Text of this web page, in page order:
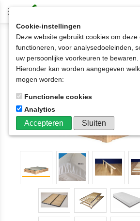
2-persoonsbed op matrasmaat
2-persoonsbed HARRIE 2 latten
120x190t/m200x220cm
Cookie-instellingen
Deze website gebruikt cookies om deze
functioneren, voor analysedoeleinden,
uw persoonlijke voorkeuren te bewaren.
Hieronder kan worden aangegeven
mogen worden:
Functionele cookies
Analytics
Accepteren Sluiten